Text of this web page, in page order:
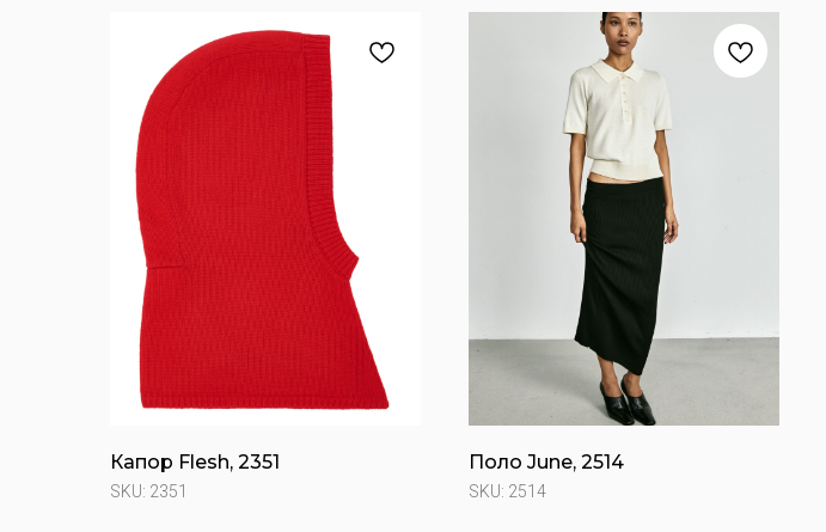
Капор Flesh, 2351
SKU: 2351
Поло June, 2514
SKU: 2514